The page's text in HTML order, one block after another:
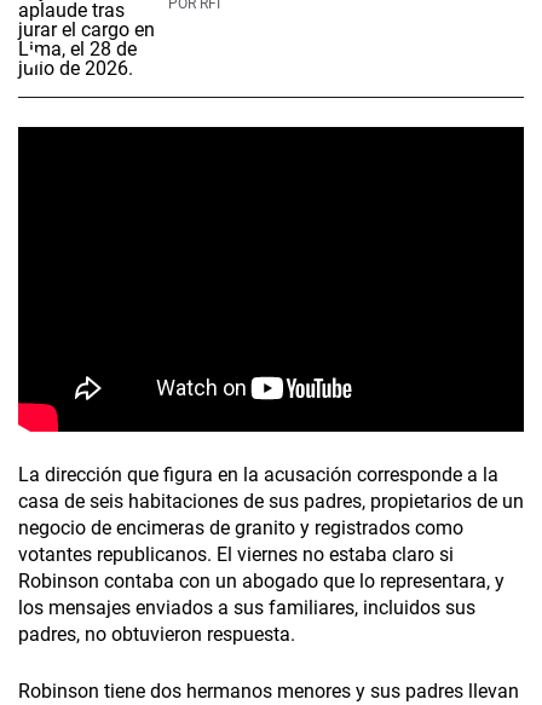
POR RFI
La dirección que figura en la acusación corresponde a la
casa de seis habitaciones de sus padres, propietarios de un
negocio de encimeras de granito y registrados como
votantes republicanos. El viernes no estaba claro si
Robinson contaba con un abogado que lo representara, y
los mensajes enviados a sus familiares, incluidos sus
padres, no obtuvieron respuesta.
Robinson tiene dos hermanos menores y sus padres llevan